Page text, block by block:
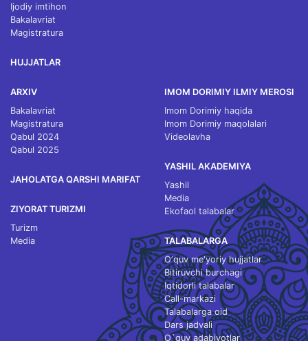
Ijodiy imtihon
Bakalavriat
Magistratura
HUJJATLAR
ARXIV
Bakalavriat
Magistratura
Qabul 2024
Qabul 2025
JAHOLATGA QARSHI MARIFAT
ZIYORAT TURIZMI
Turizm
Media
IMOM DORIMIY ILMIY MEROSI
Imom Dorimiy haqida
Imom Dorimiy maqolalari
Videolavha
YASHIL AKADEMIYA
Yashil
Media
Ekofaol talabalar
TALABALARGA
O‘quv me'yoriy hujjatlar
Bitiruvchi burchagi
Iqtidorli talabalar
Call-markazi
Talabalarga oid
Dars jadvali
O`quv adabiyotlar